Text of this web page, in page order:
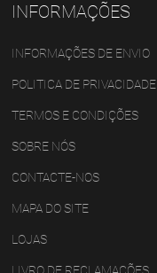
INFORMAÇÕES
INFORMAÇÕES DE ENVIO
POLITICA DE PRIVACIDADE
TERMOS E CONDIÇÕES
SOBRE NÓS
CONTACTE-NOS
MAPA DO SITE
LOJAS